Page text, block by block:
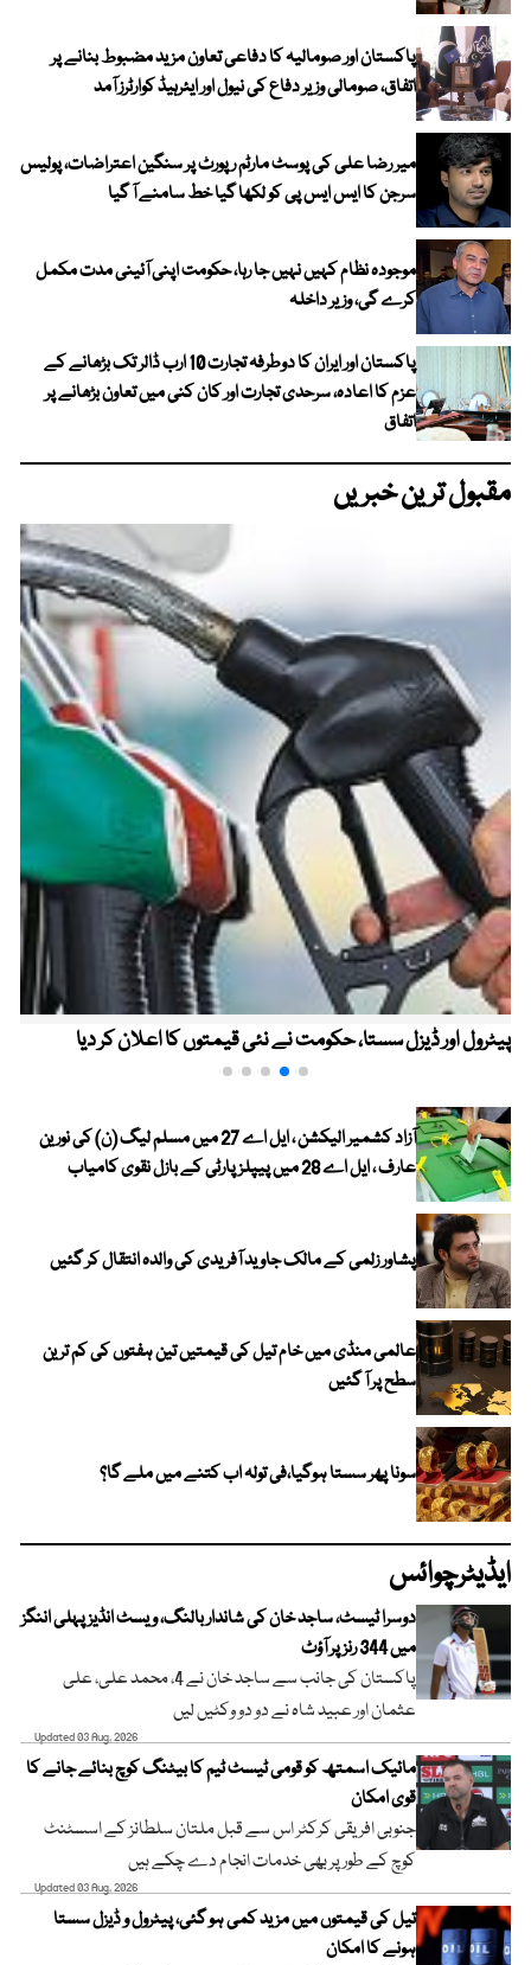
پاکستان اور صومالیہ کا دفاعی تعاون مزید مضبوط بنانے پر
اتفاق، صومالی وزیر دفاع کی نیول اور ایئرہیڈ کوارٹرز آمد
میر رضا علی کی پوسٹ مارٹم رپورٹ پر سنگین اعتراضات، پولیس
سرجن کا ایس ایس پی کو لکھا گیا خط سامنے آ گیا
موجودہ نظام کہیں نہیں جا رہا، حکومت اپنی آئینی مدت مکمل
کرے گی، وزیر داخلہ
پاکستان اور ایران کا دوطرفہ تجارت 10 ارب ڈالر تک بڑھانے کے
عزم کا اعادہ، سرحدی تجارت اور کان کنی میں تعاون بڑھانے پر
اتفاق
مقبول ترین خبریں
پیٹرول اور ڈیزل سستا، حکومت نے نئی قیمتوں کا اعلان کر دیا
آزاد کشمیر الیکشن ، ایل اے 27 میں مسلم لیگ (ن) کی نورین
عارف ، ایل اے 28 میں پیپلز پارٹی کے بازل نقوی کامیاب
پشاور زلمی کے مالک جاوید آفریدی کی والدہ انتقال کر گئیں
عالمی منڈی میں خام تیل کی قیمتیں تین ہفتوں کی کم ترین
سطح پر آ گئیں
سونا پھر سستا ہوگیا،فی تولہ اب کتنے میں ملے گا؟
ایڈیٹرچوائس
دوسرا ٹیسٹ، ساجد خان کی شاندار بالنگ، ویسٹ انڈیز پہلی اننگز
میں 344 رنز پر آؤٹ
پاکستان کی جانب سے ساجد خان نے 4، محمد علی، علی
عثمان اور عبید شاہ نے دو دو وکٹیں لیں
Updated 03 Aug, 2026
مائیک اسمتھ کو قومی ٹیسٹ ٹیم کا بیٹنگ کوچ بنائے جانے کا
قوی امکان
جنوبی افریقی کرکٹر اس سے قبل ملتان سلطانز کے اسسٹنٹ
کوچ کے طور پر بھی خدمات انجام دے چکے ہیں
Updated 03 Aug, 2026
تیل کی قیمتوں میں مزید کمی ہو گئی، پیٹرول و ڈیزل سستا
ہونے کا امکان